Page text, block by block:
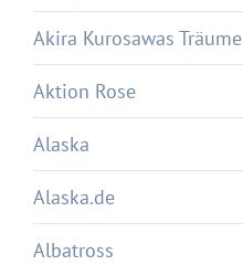
Akira Kurosawas Träume
Aktion Rose
Alaska
Alaska.de
Albatross